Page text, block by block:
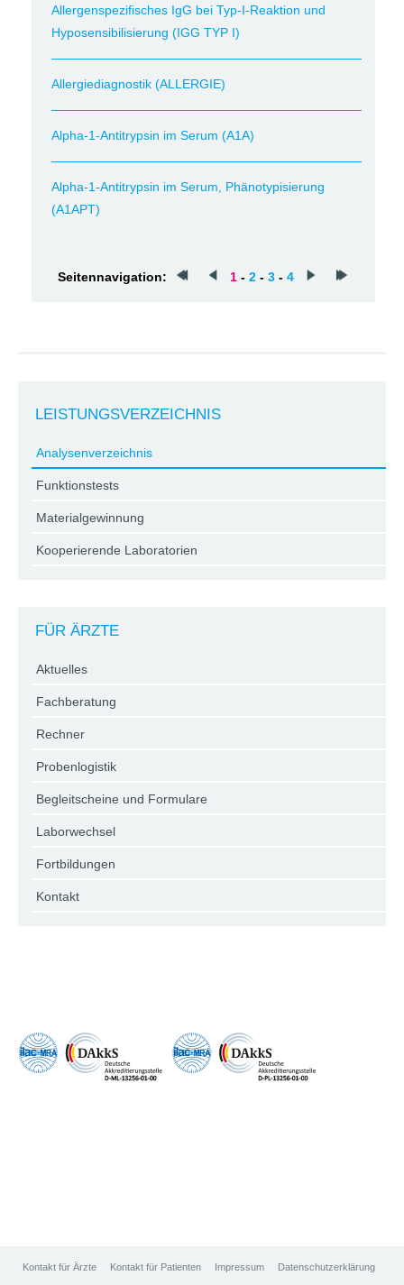
Allergenspezifisches IgG bei Typ-I-Reaktion und
Hyposensibilisierung (IGG TYP I)
Allergiediagnostik (ALLERGIE)
Alpha-1-Antitrypsin im Serum (A1A)
Alpha-1-Antitrypsin im Serum, Phänotypisierung
(A1APT)
Seitennavigation: 1 - 2 - 3 - 4
LEISTUNGSVERZEICHNIS
Analysenverzeichnis
Funktionstests
Materialgewinnung
Kooperierende Laboratorien
FÜR ÄRZTE
Aktuelles
Fachberatung
Rechner
Probenlogistik
Begleitscheine und Formulare
Laborwechsel
Fortbildungen
Kontakt
Kontakt für Ärzte Kontakt für Patienten Impressum Datenschutzerklärung